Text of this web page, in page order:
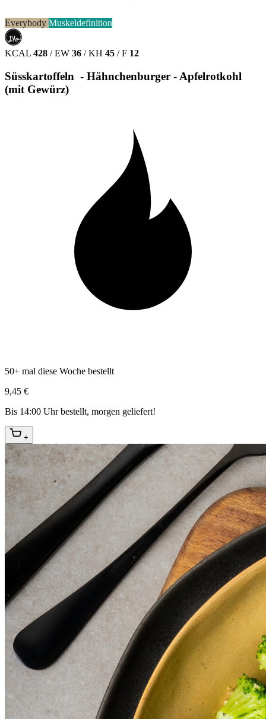
Everybody Muskeldefinition
حلال
HALAL
KCAL 428 / EW 36 / KH 45 / F 12
Süsskartoffeln - Hähnchenburger - Apfelrotkohl
(mit Gewürz)
50+ mal diese Woche bestellt
9,45 €
Bis 14:00 Uhr bestellt, morgen geliefert!
+